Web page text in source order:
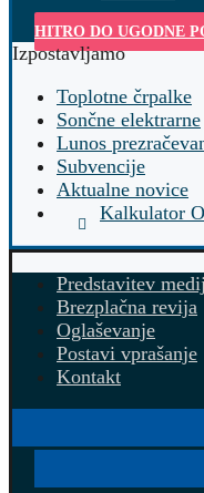
HITRO DO UGODNE
Izpostavljamo
Toplotne črpalke
Sončne elektrarne
Lunos
Subvencije
Aktualne novice
Kalkulator
Predstavitev
Brezplačna revija
Oglaševanje
Postavi vprašanje
Kontakt